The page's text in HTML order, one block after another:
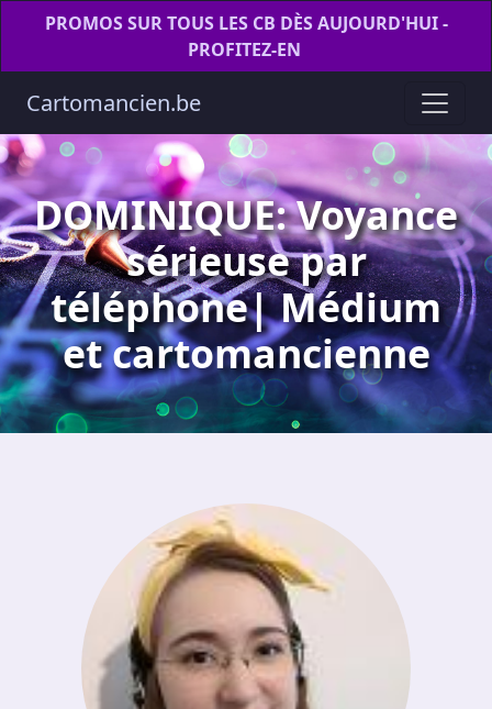
PROMOS SUR TOUS LES CB DÈS AUJOURD'HUI -
PROFITEZ-EN
Cartomancien.be
DOMINIQUE: Voyance
sérieuse par
téléphone| Médium
et cartomancienne